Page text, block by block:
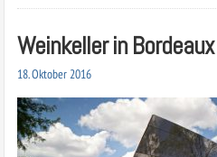
Weinkeller in Bordeaux
18. Oktober 2016